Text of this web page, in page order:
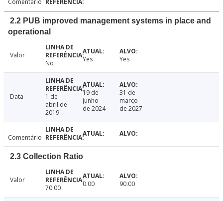
Comentário
2.2 PUB improved management systems in place and
operational
Valor
No
Yes Yes
Data
1 de
abril de
2019
19 de
junho
de 2024
31 de
março
de 2027
Comentário
2.3 Collection Ratio
Valor
70.00
0.00 90.00